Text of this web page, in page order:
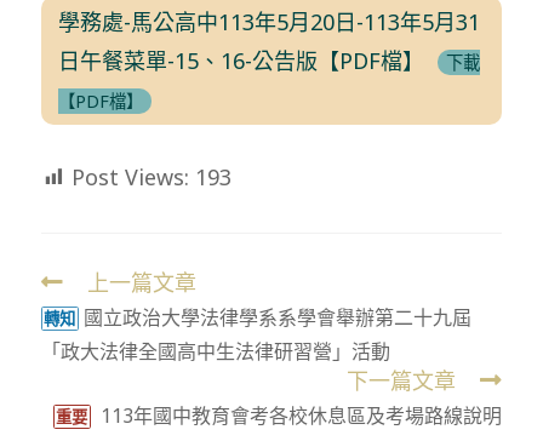
學務處-馬公高中113年5月20日-113年5月31
日午餐菜單-15、16-公告版【PDF檔】
下載
【PDF檔】
Post Views: 193
Read
more
articles
上一篇文章
轉知 國立政治大學法律學系系學會舉辦第二十九屆
「政大法律全國高中生法律研習營」活動
下一篇文章
重要 113年國中教育會考各校休息區及考場路線說明